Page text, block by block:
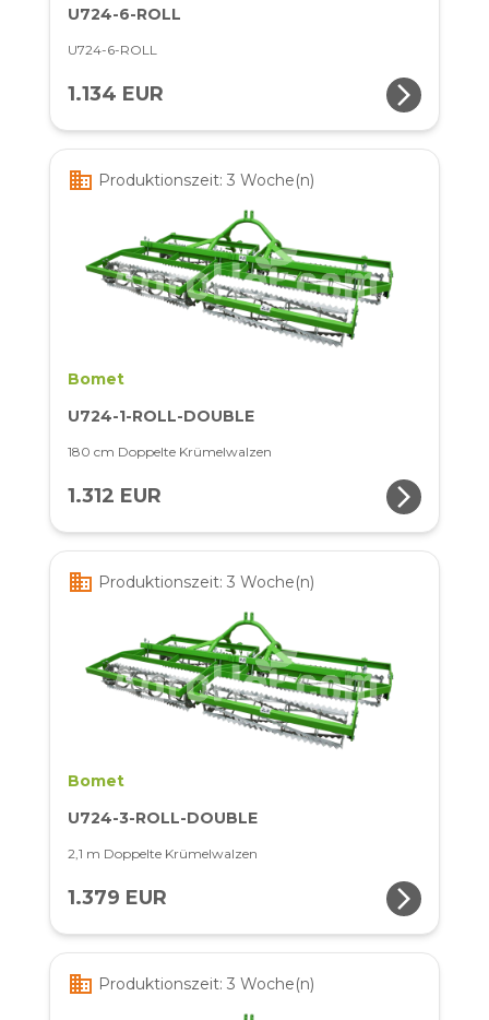
U724-6-ROLL
U724-6-ROLL
1.134 EUR arrow_forward_ios
business Produktionszeit: 3 Woche(n)
Bomet
U724-1-ROLL-DOUBLE
180 cm Doppelte Krümelwalzen
1.312 EUR arrow_forward_ios
business Produktionszeit: 3 Woche(n)
Bomet
U724-3-ROLL-DOUBLE
2,1 m Doppelte Krümelwalzen
1.379 EUR arrow_forward_ios
business Produktionszeit: 3 Woche(n)